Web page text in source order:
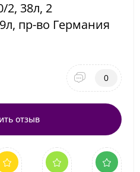
2, 38л, 2
пр-во Германия
0
отзыв